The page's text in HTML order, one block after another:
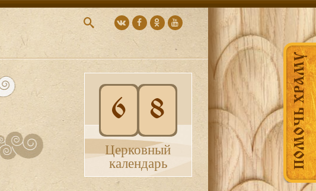
ПОМОЧЬ ХРАМУ
6 8
Церковный
календарь